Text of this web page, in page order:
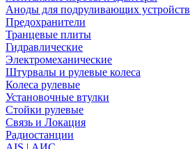
Аноды для подруливающих устройств
Предохранители
Транцевые плиты
Гидравлические
Электромеханические
Штурвалы и рулевые колеса
Колеса рулевые
Установочные втулки
Стойки рулевые
Связь и Локация
Радиостанции